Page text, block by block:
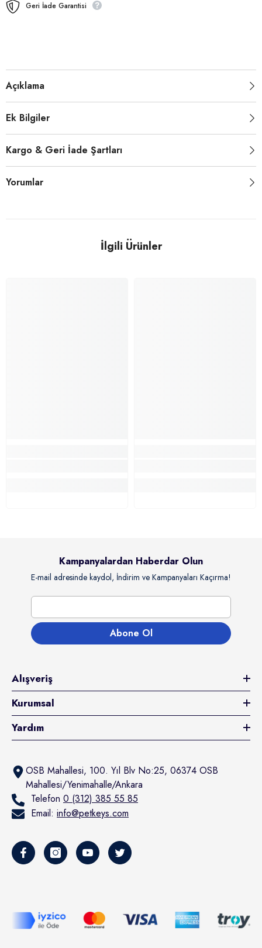
Geri İade Garantisi
Açıklama
Ek Bilgiler
Kargo & Geri İade Şartları
Yorumlar
İlgili Ürünler
Kampanyalardan Haberdar Olun
E-mail adresinde kaydol, İndirim ve Kampanyaları Kaçırma!
Abone Ol
Alışveriş
Kurumsal
Yardım
OSB Mahallesi, 100. Yıl Blv No:25, 06374 OSB
Mahallesi/Yenimahalle/Ankara
Telefon 0 (312) 385 55 85
Email: info@petkeys.com